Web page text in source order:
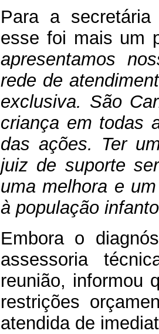
Para a
esse foi mais um
apresentamos
rede de
exclusiva. São
criança em todas
das ações. Ter
juiz de suporte
uma melhora e
à população
Embora o
assessoria
reunião, informou
restrições
atendida de